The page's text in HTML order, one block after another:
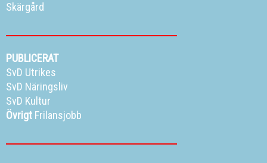
Skärgård
PUBLICERAT
SvD Utrikes
SvD Näringsliv
SvD Kultur
Övrigt Frilansjobb